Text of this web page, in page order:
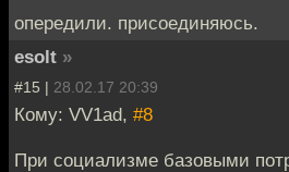
опередили. присоединяюсь.
esolt »
#15 | 28.02.17 20:39
Кому: VV1ad, #8
При социализме базовыми